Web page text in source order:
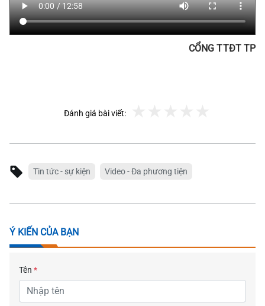
CỔNG TTĐT TP
Đánh giá bài viết:
Tin tức - sự kiện Video - Đa phương tiện
Ý KIẾN CỦA BẠN
Tên *